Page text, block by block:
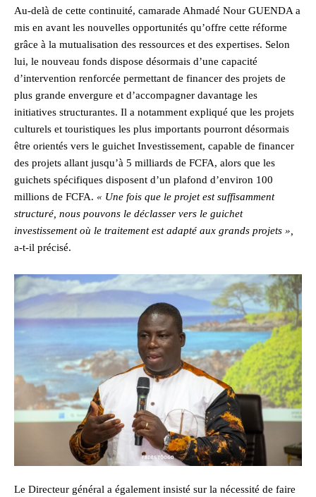
Au-delà de cette continuité, camarade Ahmadé Nour GUENDA a
mis en avant les nouvelles opportunités qu’offre cette réforme
grâce à la mutualisation des ressources et des expertises. Selon
lui, le nouveau fonds dispose désormais d’une capacité
d’intervention renforcée permettant de financer des projets de
plus grande envergure et d’accompagner davantage les
initiatives structurantes. Il a notamment expliqué que les projets
culturels et touristiques les plus importants pourront désormais
être orientés vers le guichet Investissement, capable de financer
des projets allant jusqu’à 5 milliards de FCFA, alors que les
guichets spécifiques disposent d’un plafond d’environ 100
millions de FCFA. « Une fois que le projet est suffisamment
structuré, nous pouvons le déclasser vers le guichet
investissement où le traitement est adapté aux grands projets »,
a-t-il précisé.
Le Directeur général a également insisté sur la nécessité de faire